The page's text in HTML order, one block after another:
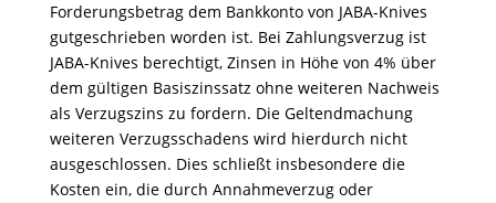
Forderungsbetrag dem Bankkonto von JABA-Knives
gutgeschrieben worden ist. Bei Zahlungsverzug ist
JABA-Knives berechtigt, Zinsen in Höhe von 4% über
dem gültigen Basiszinssatz ohne weiteren Nachweis
als Verzugszins zu fordern. Die Geltendmachung
weiteren Verzugsschadens wird hierdurch nicht
ausgeschlossen. Dies schließt insbesondere die
Kosten ein, die durch Annahmeverzug oder